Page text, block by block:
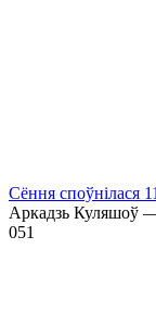
Сёння споўнілася
Аркадзь Куляшоў —
051